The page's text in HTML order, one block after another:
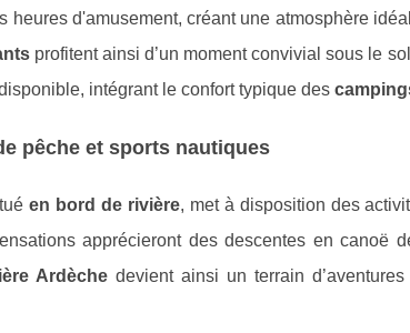
heures d'amusement, créant une atmosphère
profitent ainsi d’un moment convivial sous le
intégrant le confort typique des
pêche et sports nautiques
en bord de rivière, met à disposition des
apprécieront des descentes en canoë
Ardèche devient ainsi un terrain